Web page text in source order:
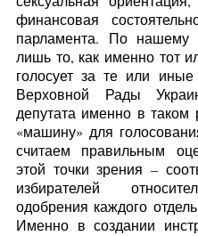
финансовая
парламента. По нашему
лишь то, как именно тот
голосует за те или
Верховной Рады
депутата именно в таком
«машину» для
считаем правильным
этой точки зрения –
избирателей
одобрения каждого
Именно в создании